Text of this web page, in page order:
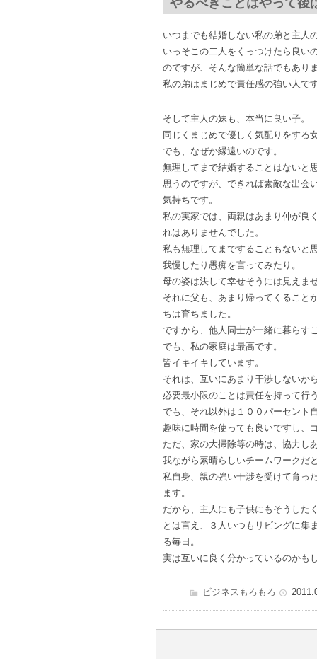
やるべきことはやって後
いつまでも結婚しない私の弟と主人
いっそこの二人をくっつけたら良い
のですが、そんな簡単な話でもあり
私の弟はまじめで責任感の強い人で
そして主人の妹も、本当に良い子。
同じくまじめで優しく気配りをする
でも、なぜか縁遠いのです。
無理してまで結婚することはないと
思うのですが、できれば素敵な出会
気持ちです。
私の実家では、両親はあまり仲が良
れはありませんでした。
私も無理してまですることもないと
我慢したり愚痴を言ってみたり。
母の姿は決して幸せそうには見えま
それに父も、あまり帰ってくること
ちは育ちました。
ですから、他人同士が一緒に暮らす
でも、私の家庭は最高です。
皆イキイキしています。
それは、互いにあまり干渉しないか
必要最小限のことは責任を持って行
でも、それ以外は１００パーセント
趣味に時間を使っても良いですし、
ただ、家の大掃除等の時は、協力し
我ながら素晴らしいチームワークだ
私自身、親の強い干渉を受けて育っ
ます。
だから、主人にも子供にもそうした
とは言え、３人いつもリビングに集
る毎日。
実は互いに良く分かっているのかも
ビジネスもろもろ